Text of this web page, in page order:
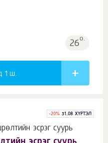
26о.
1 ш.
-20% 31.08 ХҮРТЭЛ